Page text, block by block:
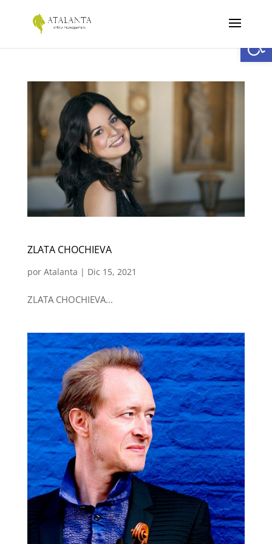
ZLATA CHOCHIEVA
por Atalanta | Dic 15, 2021
ZLATA CHOCHIEVA...